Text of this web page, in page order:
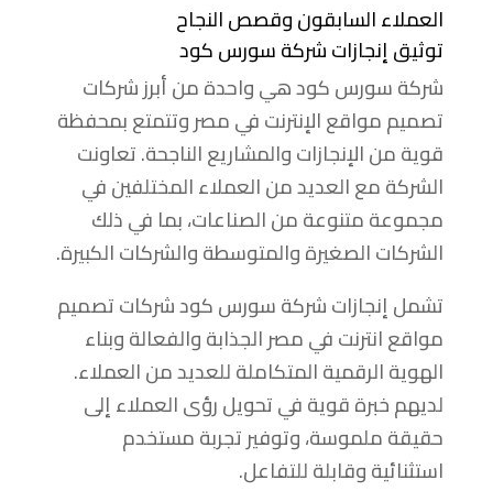
العملاء السابقون وقصص النجاح
توثيق إنجازات شركة سورس كود
شركة سورس كود هي واحدة من أبرز شركات
تصميم مواقع الإنترنت في مصر وتتمتع بمحفظة
قوية من الإنجازات والمشاريع الناجحة. تعاونت
الشركة مع العديد من العملاء المختلفين في
مجموعة متنوعة من الصناعات، بما في ذلك
الشركات الصغيرة والمتوسطة والشركات الكبيرة.
تشمل إنجازات شركة سورس كود شركات تصميم
مواقع انترنت في مصر الجذابة والفعالة وبناء
الهوية الرقمية المتكاملة للعديد من العملاء.
لديهم خبرة قوية في تحويل رؤى العملاء إلى
حقيقة ملموسة، وتوفير تجربة مستخدم
استثنائية وقابلة للتفاعل.